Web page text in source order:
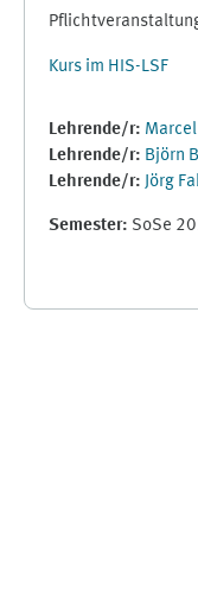
Kurs im HIS-LSF
Lehrende/r:
Lehrende/r: Björn
Lehrende/r: Jörg
Semester: SoSe